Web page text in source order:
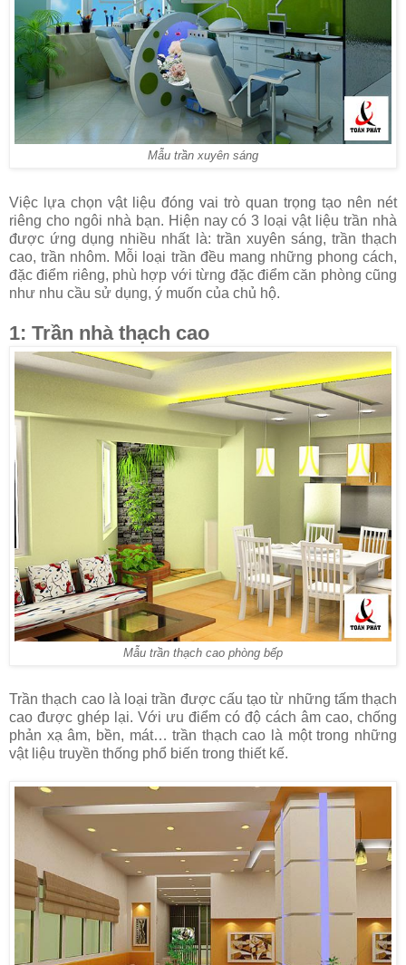
Mẫu trần xuyên sáng
Việc lựa chọn vật liệu đóng vai trò quan trọng tạo nên nét
riêng cho ngôi nhà bạn. Hiện nay có 3 loại vật liệu trần nhà
được ứng dụng nhiều nhất là: trần xuyên sáng, trần thạch
cao, trần nhôm. Mỗi loại trần đều mang những phong cách,
đặc điểm riêng, phù hợp với từng đặc điểm căn phòng cũng
như nhu cầu sử dụng, ý muốn của chủ hộ.
1: Trần nhà thạch cao
Mẫu trần thạch cao phòng bếp
Trần thạch cao là loại trần được cấu tạo từ những tấm thạch
cao được ghép lại. Với ưu điểm có độ cách âm cao, chống
phản xạ âm, bền, mát… trần thạch cao là một trong những
vật liệu truyền thống phổ biến trong thiết kế.